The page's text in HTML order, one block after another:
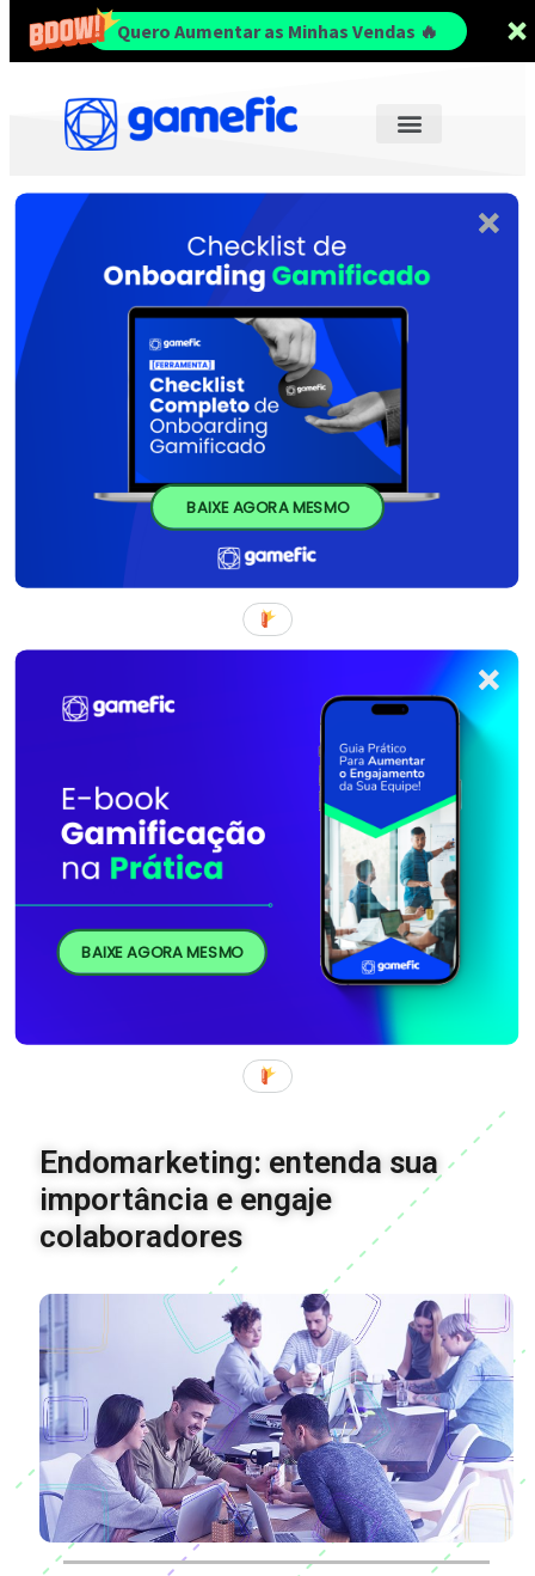
Quero Aumentar as Minhas Vendas 🔥
BAIXE AGORA MESMO
BAIXE AGORA MESMO
Endomarketing: entenda sua
importância e engaje
colaboradores